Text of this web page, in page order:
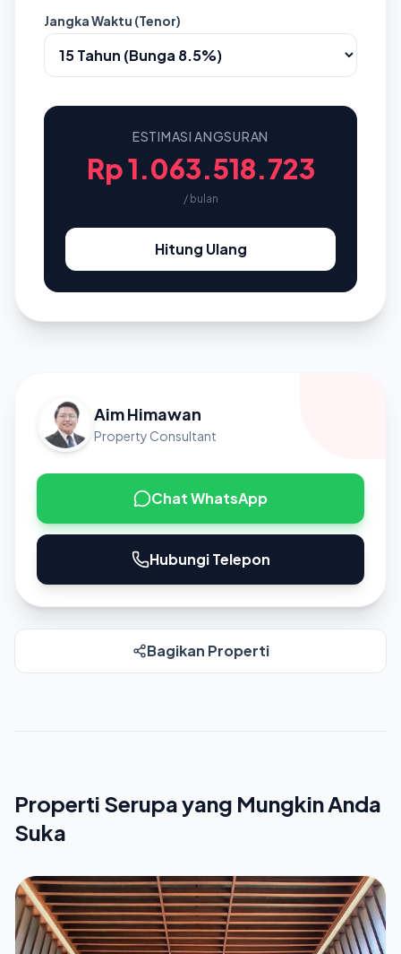
Jangka Waktu (Tenor)
ESTIMASI ANGSURAN
Rp 1.063.518.723
/ bulan
Hitung Ulang
Aim Himawan
Property Consultant
Chat WhatsApp
Hubungi Telepon
Bagikan Properti
Properti Serupa yang Mungkin Anda
Suka